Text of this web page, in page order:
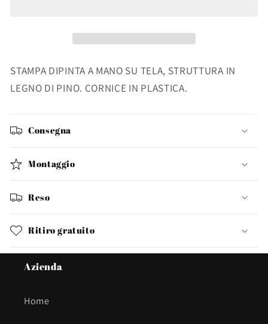
82.5X82.582.5X82.5
STAMPA DIPINTA A MANO SU TELA, STRUTTURA IN
LEGNO DI PINO. CORNICE IN PLASTICA.
Consegna
Montaggio
Reso
Ritiro gratuito
Azienda
Home